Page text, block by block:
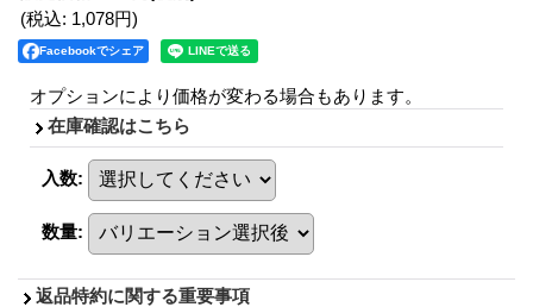
(税込: 1,078円)
Facebookでシェア
オプションにより価格が変わる場合もあります。
在庫確認はこちら
入数:
数量:
返品特約に関する重要事項